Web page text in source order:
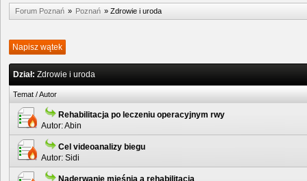
Forum Poznań » Poznań » Zdrowie i uroda
Napisz wątek
Dział: Zdrowie i uroda
Temat /Autor
Rehabilitacja po leczeniu operacyjnym rwy
Autor:Abin
Cel videoanalizy biegu
Autor: Sidi
Naderwanie mięśnia a rehabilitacja